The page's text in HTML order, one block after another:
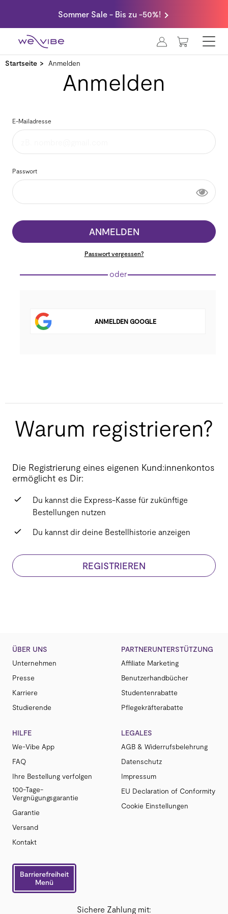
Sommer Sale - Bis zu -50%!
MEIN
Startseite Anmelden
Anmelden
E-Mailadresse
Passwort
ANMELDEN
Passwort vergessen?
oder
ANMELDEN GOOGLE
Warum registrieren?
Die Registrierung eines eigenen Kund:innenkontos
ermöglicht es Dir:
Du kannst die Express-Kasse für zukünftige
Bestellungen nutzen
Du kannst dir deine Bestellhistorie anzeigen
REGISTRIEREN
ÜBER UNS
Unternehmen
Presse
Karriere
Studierende
PARTNERUNTERSTÜTZUNG
Affiliate Marketing
Benutzerhandbücher
Studentenrabatte
Pflegekräfterabatte
HILFE
We-Vibe App
FAQ
Ihre Bestellung verfolgen
100-Tage-
Vergnügungsgarantie
Garantie
Versand
Kontakt
LEGALES
AGB & Widerrufsbelehrung
Datenschutz
Impressum
EU Declaration of Conformity
Cookie Einstellungen
Barrierefreiheit
Menü
Sichere Zahlung mit: